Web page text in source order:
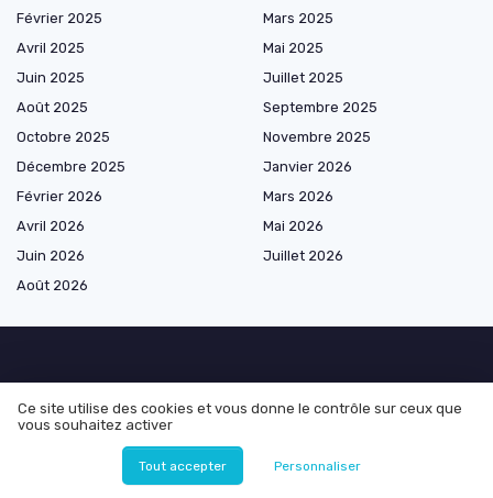
Février 2025
Mars 2025
Avril 2025
Mai 2025
Juin 2025
Juillet 2025
Août 2025
Septembre 2025
Octobre 2025
Novembre 2025
Décembre 2025
Janvier 2026
Février 2026
Mars 2026
Avril 2026
Mai 2026
Juin 2026
Juillet 2026
Août 2026
Les plus lus
Agence de developpement web : comment choisir la meilleure pour
Optimiser l'aménagement extérieur grâce à l'IA à partir d'une photo
Ce site utilise des cookies et vous donne le contrôle sur ceux que
vous souhaitez activer
Tout accepter Personnaliser